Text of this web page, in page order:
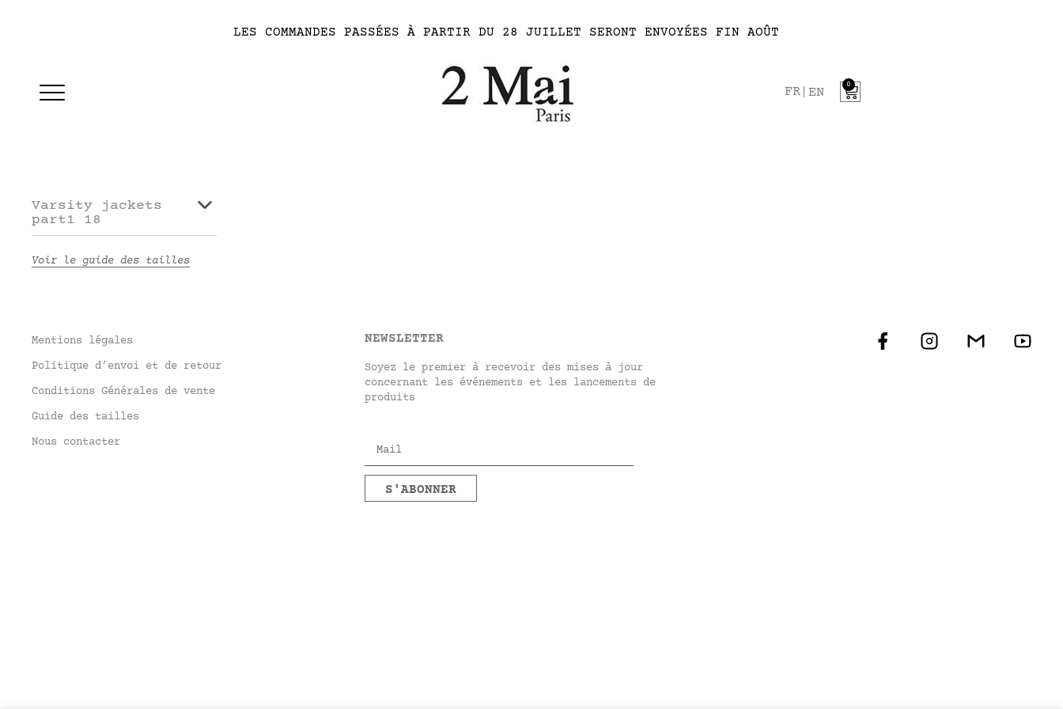
LES COMMANDES PASSÉES À PARTIR DU 28 JUILLET SERONT ENVOYÉES FIN AOÛT
FR EN
0
Varsity jackets
part1 18
Voir le guide des tailles
Mentions légales
Politique d’envoi et de retour
Conditions Générales de vente
Guide des tailles
Nous contacter
NEWSLETTER
Soyez le premier à recevoir des mises à jour
concernant les événements et les lancements de
produits